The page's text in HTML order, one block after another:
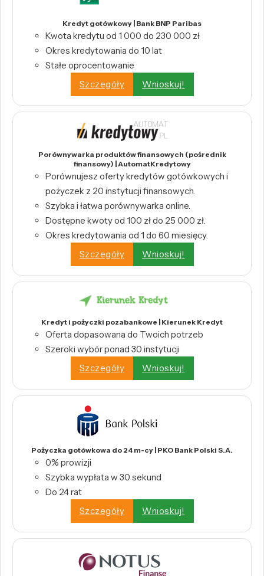
Kredyt gotówkowy | Bank BNP Paribas
Kwota kredytu od 1 000 do 230 000 zł
Okres kredytowania do 10 lat
Stałe oprocentowanie
Szczegóły
Wnioskuj!
Porównywarka produktów finansowych (pośrednik
finansowy) | AutomatKredytowy
Porównujesz oferty kredytów gotówkowych i
pożyczek z 20 instytucji finansowych.
Szybka i łatwa porównywarka online.
Dostępne kwoty od 100 zł do 25 000 zł.
Okres kredytowania od 1 do 60 miesięcy.
Szczegóły
Wnioskuj!
Kredyt i pożyczki pozabankowe | Kierunek Kredyt
Oferta dopasowana do Twoich potrzeb
Szeroki wybór ponad 30 instytucji
Szczegóły
Wnioskuj!
Pożyczka gotówkowa do 24 m-cy | PKO Bank Polski S.A.
0% prowizji
Szybka wypłata w 30 sekund
Do 24 rat
Szczegóły
Wnioskuj!